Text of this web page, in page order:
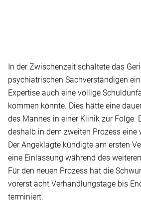
In der Zwischenzeit schaltete das
psychiatrischen Sachverständigen
Expertise auch eine völlige
kommen könnte. Dies hätte eine
des Mannes in einer Klinik zur Folge.
deshalb in dem zweiten Prozess eine
Der Angeklagte kündigte am ersten
eine Einlassung während des
Für den neuen Prozess hat die
vorerst acht Verhandlungstage bis
terminiert.